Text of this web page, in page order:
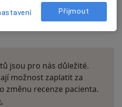
jsou pro nás důležité.
možnost zaplatit za
změnu recenze pacienta.
Přijmout